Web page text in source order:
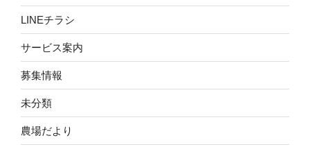
LINEチラシ
サービス案内
募集情報
未分類
農場だより